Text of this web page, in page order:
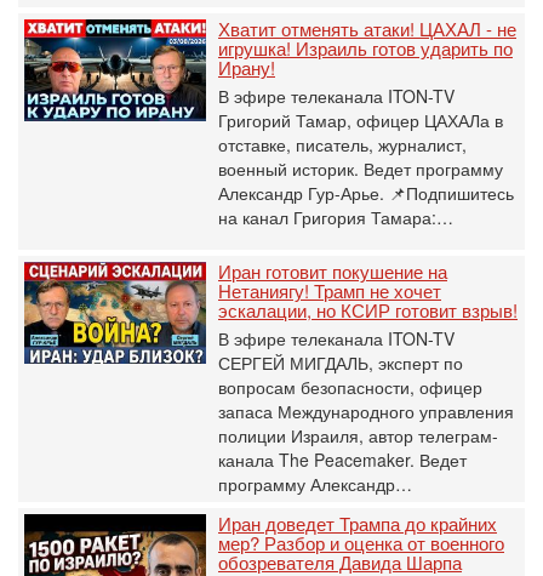
Хватит отменять атаки! ЦАХАЛ - не
игрушка! Израиль готов ударить по
Ирану!
В эфире телеканала ITON-TV
Григорий Тамар, офицер ЦАХАЛа в
отставке, писатель, журналист,
военный историк. Ведет программу
Александр Гур-Арье. 📌Подпишитесь
на канал Григория Тамара:…
Иран готовит покушение на
Нетаниягу! Трамп не хочет
эскалации, но КСИР готовит взрыв!
В эфире телеканала ITON-TV
СЕРГЕЙ МИГДАЛЬ, эксперт по
вопросам безопасности, офицер
запаса Международного управления
полиции Израиля, автор телеграм-
канала The Peacemaker. Ведет
программу Александр…
Иран доведет Трампа до крайних
мер? Разбор и оценка от военного
обозревателя Давида Шарпа